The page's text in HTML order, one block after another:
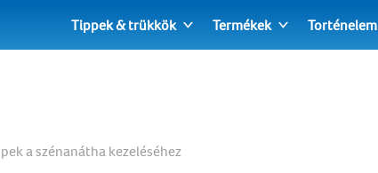
Tippek & trükkök Termékek Torténelem
a szénanátha kezeléséhez